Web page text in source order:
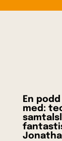
En
med: